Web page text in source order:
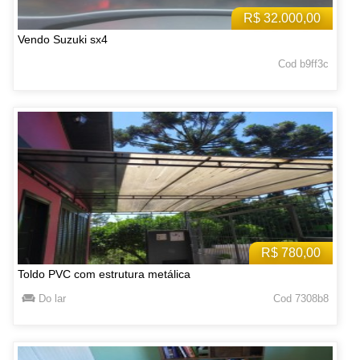
R$ 32.000,00
Vendo Suzuki sx4
Cod b9ff3c
R$ 780,00
Toldo PVC com estrutura metálica
Do lar Cod 7308b8